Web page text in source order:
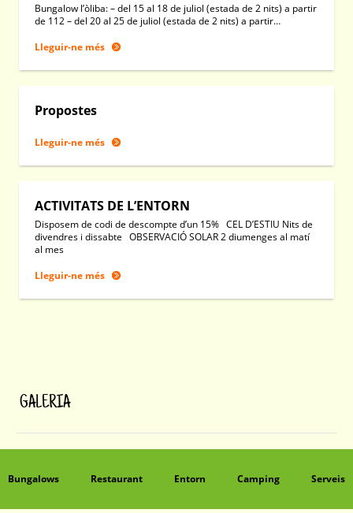
Bungalow l’òliba: – del 15 al 18 de juliol (estada de 2 nits) a partir
de 112 – del 20 al 25 de juliol (estada de 2 nits) a partir…
Lleguir-ne més
Propostes
Lleguir-ne més
ACTIVITATS DE L’ENTORN
Disposem de codi de descompte d’un 15% CEL D’ESTIU Nits de
divendres i dissabte OBSERVACIÓ SOLAR 2 diumenges al matí
al mes
Lleguir-ne més
GALERIA
Bungalows Restaurant Entorn Camping Serveis